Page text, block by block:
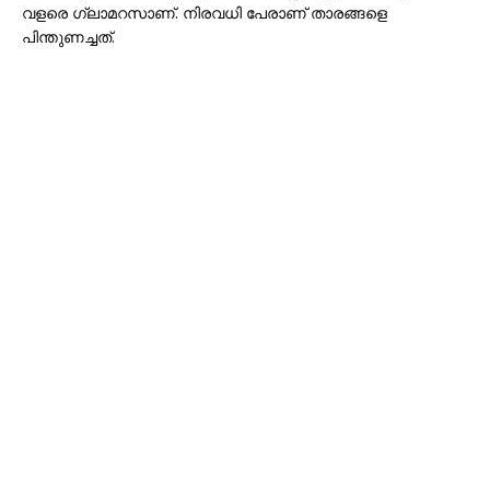
വളരെ ഗ്ലാമറസാണ്. നിരവധി പേരാണ് താരങ്ങളെ
പിന്തുണച്ചത്.